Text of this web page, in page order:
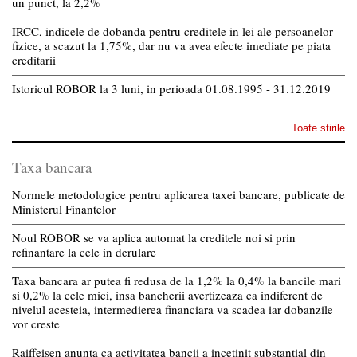
IRCC, indicele de dobanda pentru creditele in lei ale persoanelor
fizice, a scazut la 1,75%, dar nu va avea efecte imediate pe piata
creditarii
Istoricul ROBOR la 3 luni, in perioada 01.08.1995 - 31.12.2019
Toate stirile
Taxa bancara
Normele metodologice pentru aplicarea taxei bancare, publicate de
Ministerul Finantelor
Noul ROBOR se va aplica automat la creditele noi si prin
refinantare la cele in derulare
Taxa bancara ar putea fi redusa de la 1,2% la 0,4% la bancile mari
si 0,2% la cele mici, insa bancherii avertizeaza ca indiferent de
nivelul acesteia, intermedierea financiara va scadea iar dobanzile
vor creste
Raiffeisen anunta ca activitatea bancii a incetinit substantial din